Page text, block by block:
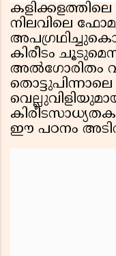
നിലവിലെ
കിരീടം
അൽഗോരിതം
ഈ പഠനം